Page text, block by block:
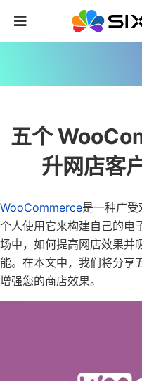
五个
升网店客
WooCommerce是一种广
个人使用它来构建自己的电
场中，如何提高网店效果并
能。在本文中，我们将分享
增强您的商店效果。